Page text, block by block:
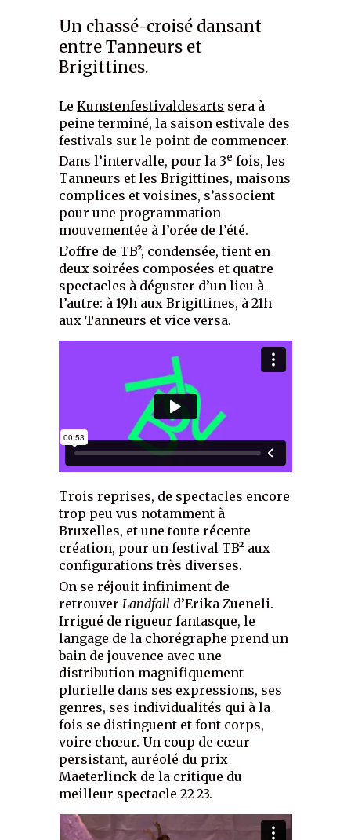
Un chassé-croisé dansant
entre Tanneurs et
Brigittines.
LeKunstenfestivaldesarts sera à
peine terminé, la saison estivale des
festivals sur le point de commencer.
Dans l’intervalle, pour la 3e fois, les
Tanneurs et les Brigittines, maisons
complices et voisines, s’associent
pour une programmation
mouvementée à l’orée de l’été.
L’offre de TB², condensée, tient en
deux soirées composées et quatre
spectacles à déguster d’un lieu à
l’autre: à 19h aux Brigittines, à 21h
aux Tanneurs et vice versa.
Trois reprises, de spectacles encore
trop peu vus notamment à
Bruxelles, et une toute récente
création, pour un festival TB² aux
configurations très diverses.
On se réjouit infiniment de
retrouverLandfall d’Erika Zueneli.
Irrigué de rigueur fantasque, le
langage de la chorégraphe prend un
bain de jouvence avec une
distribution magnifiquement
plurielle dans ses expressions, ses
genres, ses individualités qui à la
fois se distinguent et font corps,
voire chœur. Un coup de cœur
persistant, auréolé du prix
Maeterlinck de la critique du
meilleur spectacle 22-23.